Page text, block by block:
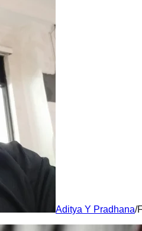
Aditya Y Pradhana/